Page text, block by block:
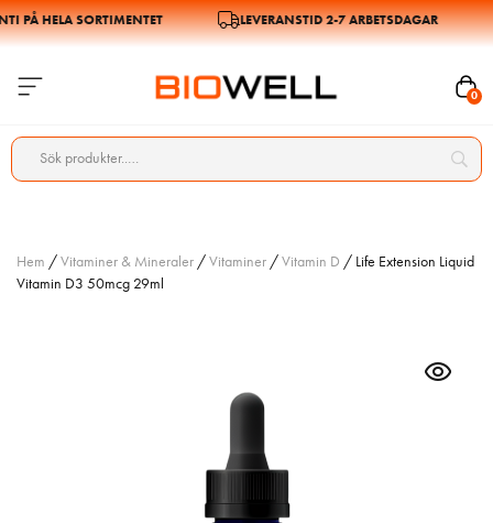
HELA SORTIMENTET LEVERANSTID 2-7 ARBETSDAGAR
0
Hem /Vitaminer & Mineraler /Vitaminer /Vitamin D / Life Extension Liquid
Vitamin D3 50mcg 29ml